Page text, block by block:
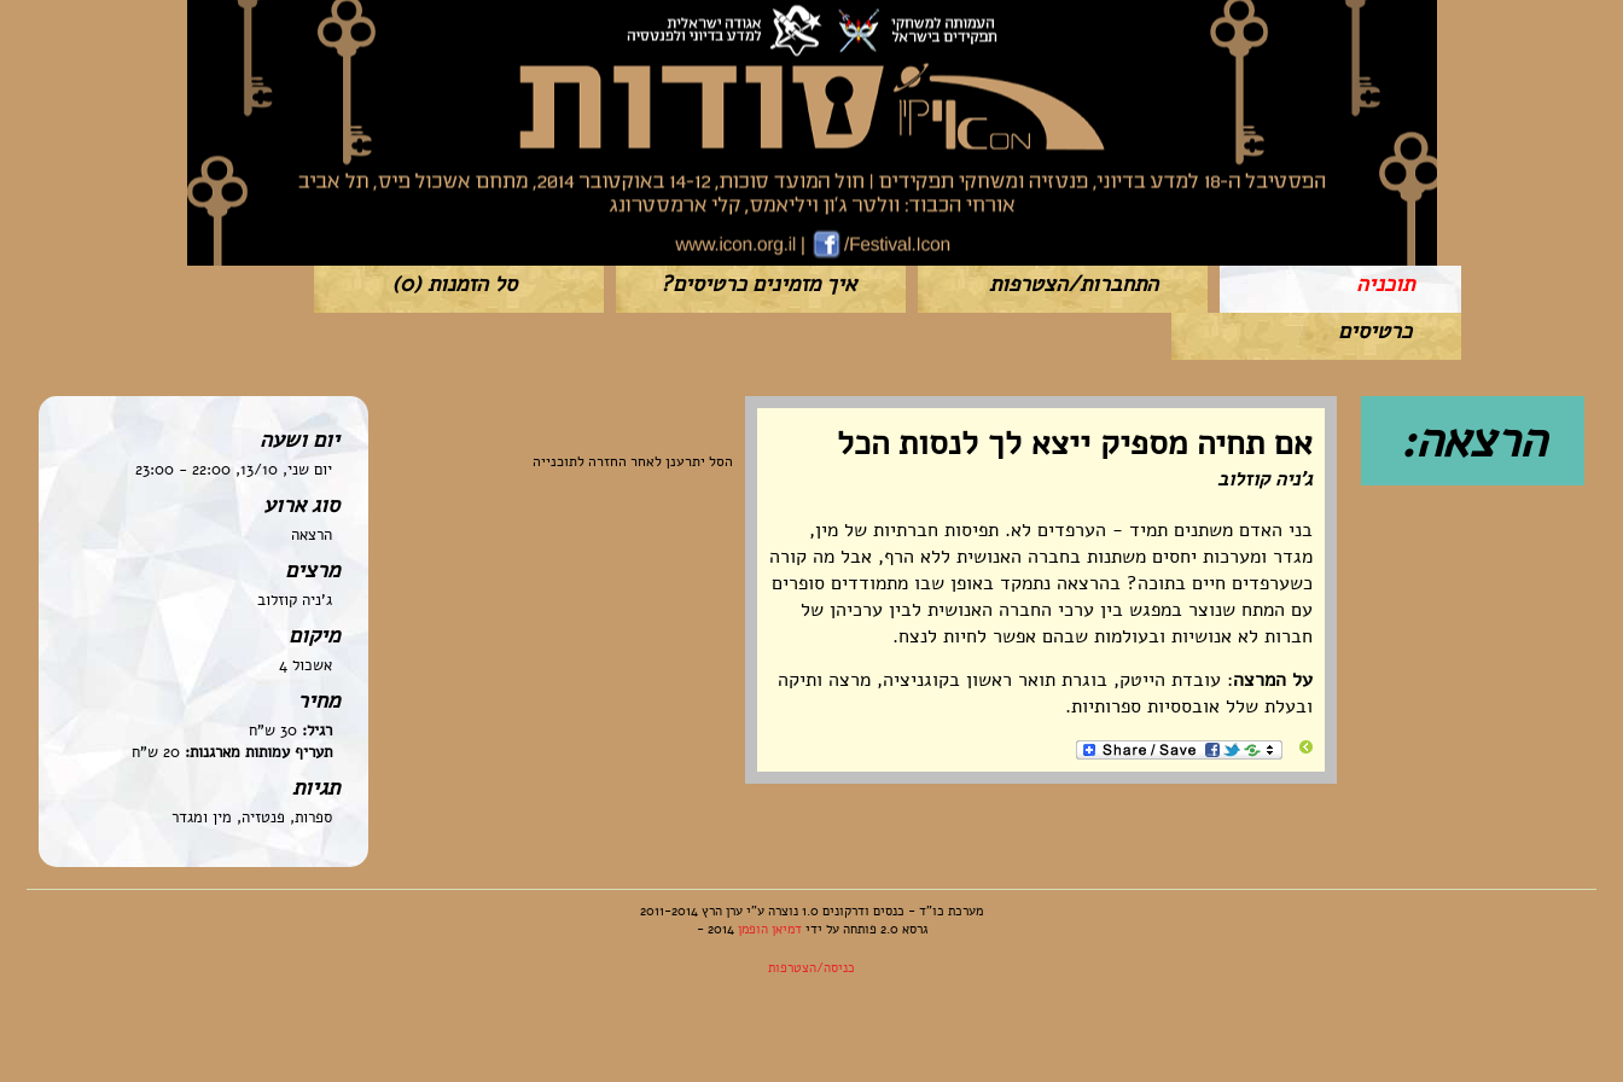
תוכניה התחברות/הצטרפות איך מזמינים כרטיסים? סל הזמנות(0)
כרטיסים
הרצאה: אם תחיה מספיק ייצא לך לנסות הכל
ג'ניה קוזלוב
בני האדם משתנים תמיד - הערפדים לא. תפיסות חברתיות של מין,
מגדר ומערכות יחסים משתנות בחברה האנושית ללא הרף, אבל מה קורה
כשערפדים חיים בתוכה? בהרצאה נתמקד באופן שבו מתמודדים סופרים
עם המתח שנוצר במפגש בין ערכי החברה האנושית לבין ערכיהן של
חברות לא אנושיות ובעולמות שבהם אפשר לחיות לנצח.
על המרצה: עובדת הייטק, בוגרת תואר ראשון בקוגניציה, מרצה ותיקה
ובעלת שלל אובססיות ספרותיות.
יום ושעה
יום שני, 13/10, 22:00 - 23:00
סוג ארוע
הרצאה
מרצים
ג'ניה קוזלוב
מיקום
אשכול 4
מחיר
רגיל:
תעריף עמותות מארגנות:
תגיות
ספרות, פנטזיה, מין ומגדר
הסל יתרענן לאחר החזרה לתוכנייה
מערכת כו"ד - כנסים ודרקונים 1.0 נוצרה ע"י ערן הרץ 2011-2014
גרסא 2.0 פותחה על ידי
דמיאן הופמן 2014 -
כניסה/הצטרפות